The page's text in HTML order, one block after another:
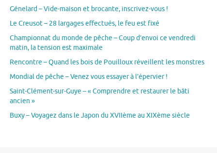
Génelard – Vide-maison et brocante, inscrivez-vous !
Le Creusot – 28 largages effectués, le feu est fixé
Championnat du monde de pêche – Coup d’envoi ce vendredi
matin, la tension est maximale
Rencontre – Quand les bois de Pouilloux réveillent les monstres
Mondial de pêche – Venez vous essayer à l’épervier !
Saint-Clément-sur-Guye – « Comprendre et restaurer le bâti
ancien »
Buxy – Voyagez dans le Japon du XVIIème au XIXème siècle